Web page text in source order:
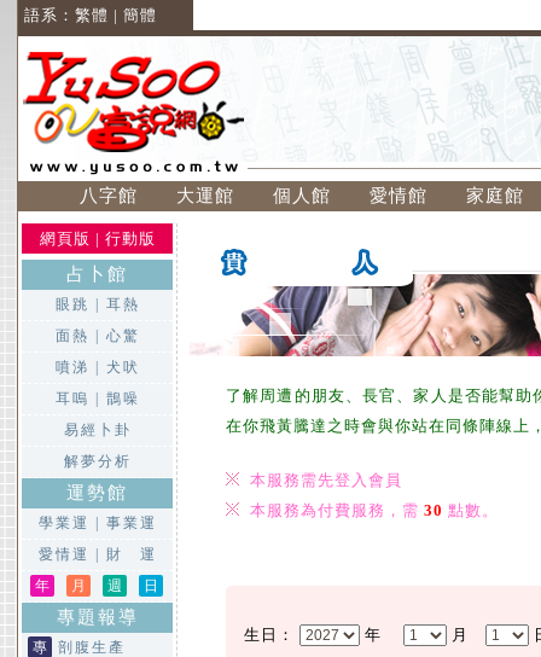
語系： 繁體 | 簡體
八字館 大運館 個人館 愛情館 家庭館
網頁版 | 行動版
占卜館
眼跳
耳熱
面熱
心驚
噴涕
犬吠
耳嗚
鵲噪
易經卜卦
解夢分析
運勢館
學業運
事業運
愛情運
財 運
年
月 週 日
專題報導
專
剖腹生產
了解周遭的朋友、長官、家人是否能幫
在你飛黃騰達之時會與你站在同條陣線上
本服務需先登入會員
本服務為付費服務，需 30 點數。
生日： 年 月